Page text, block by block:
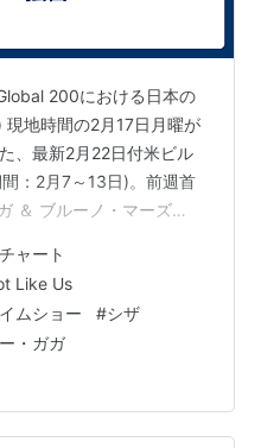
200における日本の
地時間の2月17日月曜が
、最新2月22日付米ビル
：2月7～13日)。前週首
＆ ブルーノ・マーズ
日付以来となる通算3週
Lamar’s ‘Not Like
Hot 100https…
ャート
Like Us
ムショー #シザ
・ガガ